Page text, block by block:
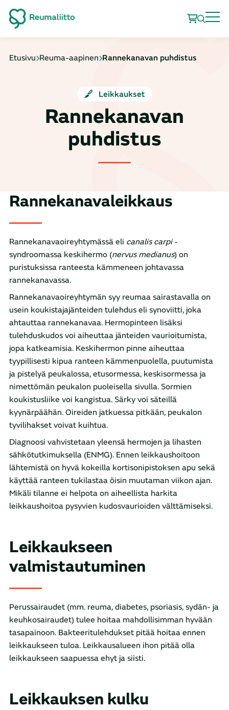
Etusivu Reuma-aapinen Rannekanavan puhdistus
Leikkaukset
Rannekanavan
puhdistus
Rannekanavaleikkaus
Rannekanavaoireyhtymässä eli canalis carpi-
syndroomassa keskihermo (nervus medianus) on
puristuksissa ranteesta kämmeneen johtavassa
rannekanavassa.
Rannekanavaoireyhtymän syy reumaa sairastavalla on
usein koukistajajänteiden tulehdus eli synoviitti, joka
ahtauttaa rannekanavaa. Hermopinteen lisäksi
tulehduskudos voi aiheuttaa jänteiden vaurioitumista,
jopa katkeamisia. Keskihermon pinne aiheuttaa
tyypillisesti kipua ranteen kämmenpuolella, puutumista
ja pistelyä peukalossa, etusormessa, keskisormessa ja
nimettömän peukalon puoleisella sivulla. Sormien
koukistusliike voi kangistua. Särky voi säteillä
kyynärpäähän. Oireiden jatkuessa pitkään, peukalon
tyvilihakset voivat kuihtua.
Diagnoosi vahvistetaan yleensä hermojen ja lihasten
sähkötutkimuksella (ENMG). Ennen leikkaushoitoon
lähtemistä on hyvä kokeilla kortisonipistoksen apu sekä
käyttää ranteen tukilastaa öisin muutaman viikon ajan.
Mikäli tilanne ei helpota on aiheellista harkita
leikkaushoitoa pysyvien kudosvaurioiden välttämiseksi.
Leikkaukseen
valmistautuminen
Perussairaudet (mm. reuma, diabetes, psoriasis, sydän- ja
keuhkosairaudet) tulee hoitaa mahdollisimman hyvään
tasapainoon. Bakteeritulehdukset pitää hoitaa ennen
leikkaukseen tuloa. Leikkausalueen ihon pitää olla
leikkaukseen saapuessa ehyt ja siisti.
Leikkauksen kulku